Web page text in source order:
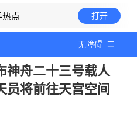
热点 打开
无障碍
神舟二十三号载人
员将前往天宫空间